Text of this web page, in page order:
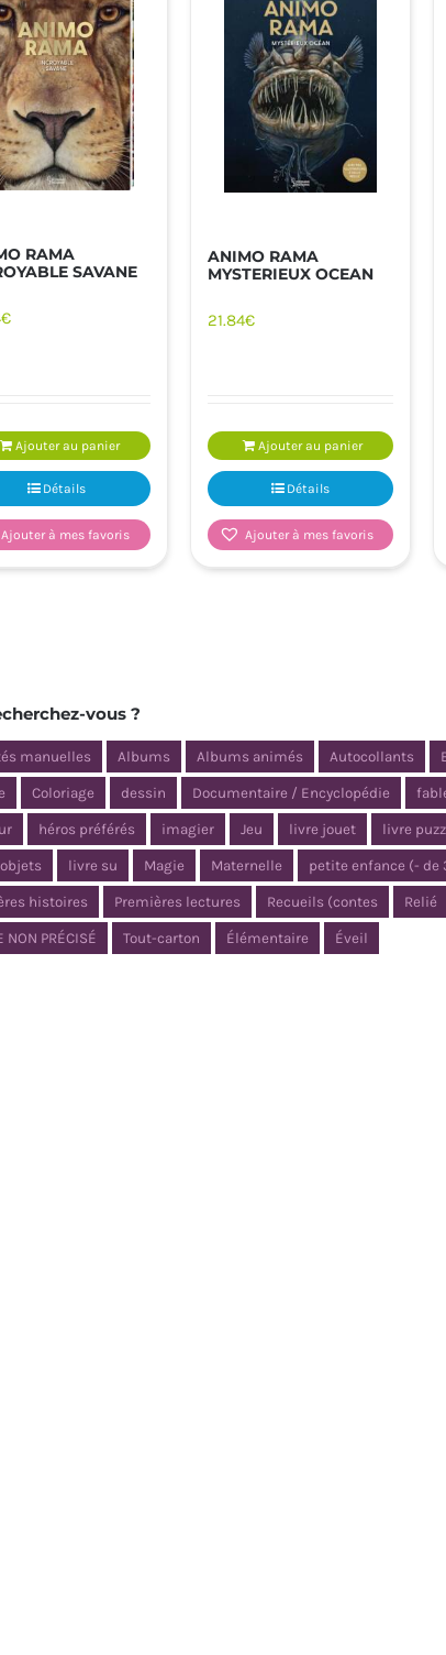
RAMA
SAVANE
€
Ajouter au panier
Détails
Ajouter à mes favoris
ANIMO RAMA
MYSTERIEUX OCEAN
21.84€
Ajouter au panier
Détails
Ajouter à mes favoris
vous ?
manuelles Albums Albums animés Autocollants
Coloriage dessin Documentaire / Encyclopédie
héros préférés imagier Jeu livre jouet livre
livre su Magie Maternelle petite enfance (- de
histoires Premières lectures Recueils (contes Relié
NON PRÉCISÉ Tout-carton Élémentaire Éveil